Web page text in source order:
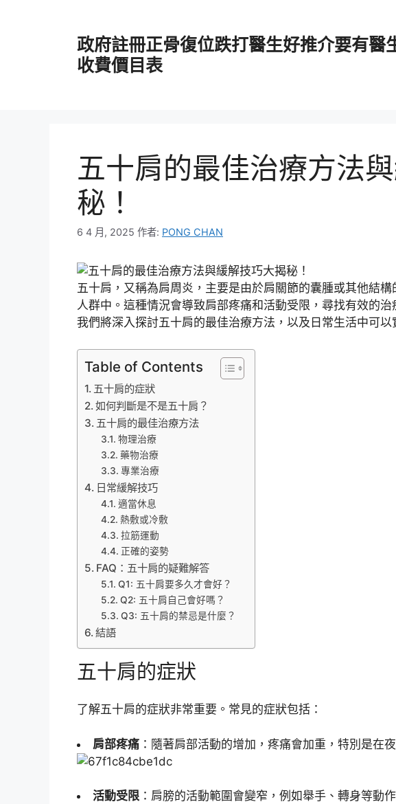
政府註冊正骨復位跌打醫生好推介要有醫
收費價目表
五十肩的最佳治療方法
秘！
6 4 月, 2025 作者: PONG CHAN
五十肩，又稱為肩周炎，主要是由於肩關節的囊腫或其他結
人群中。這種情況會導致肩部疼痛和活動受限，尋找有效的
我們將深入探討五十肩的最佳治療方法，以及日常生活中可以
Table of Contents
五十肩的症狀
如何判斷是不是五十肩？
五十肩的最佳治療方法
物理治療
藥物治療
專業治療
日常緩解技巧
適當休息
熱敷或冷敷
拉筋運動
正確的姿勢
FAQ：五十肩的疑難解答
Q1: 五十肩要多久才會好？
Q2: 五十肩自己會好嗎？
Q3: 五十肩的禁忌是什麼？
結語
五十肩的症狀
了解五十肩的症狀非常重要。常見的症狀包括：
肩部疼痛 ：隨著肩部活動的增加，疼痛會加重，特別是在夜
活動受限 ：肩膀的活動範圍會變窄，例如舉手、轉身等動作